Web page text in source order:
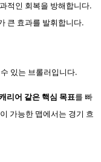
적인 회복을 방해합니다.
큰 효과를 발휘합니다.
있는 브롤러입니다.
리어 같은 핵심 목표를 빠
가능한 맵에서는 경기 흐